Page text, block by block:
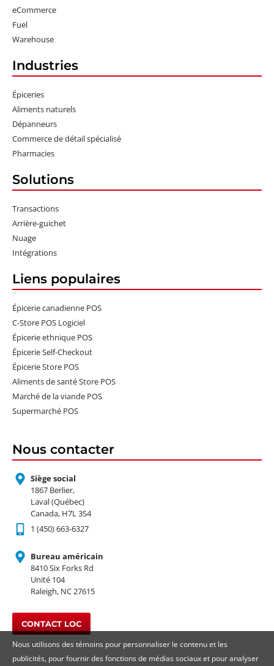
eCommerce
Fuel
Warehouse
Industries
Épiceries
Aliments naturels
Dépanneurs
Commerce de détail spécialisé
Pharmacies
Solutions
Transactions
Arrière-guichet
Nuage
Intégrations
Liens populaires
Épicerie canadienne POS
C-Store POS Logiciel
Épicerie ethnique POS
Épicerie Self-Checkout
Épicerie Store POS
Aliments de santé Store POS
Marché de la viande POS
Supermarché POS
Nous contacter
Siège social
1867 Berlier,
Laval (Québec)
Canada, H7L 3S4
1 (450) 663-6327
Bureau américain
8410 Six Forks Rd
Unité 104
Raleigh, NC 27615
CONTACT LOC
Nous utilisons des témoins pour personnaliser le contenu et les
publicités, pour fournir des fonctions de médias sociaux et pour analyser